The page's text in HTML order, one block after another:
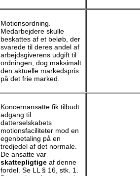
Motionsordning.
Medarbejdere skulle
beskattes af et beløb, der
svarede til deres andel af
arbejdsgiverens udgift til
ordningen, dog maksimalt
den aktuelle markedspris
på det frie marked.
Koncernansatte fik tilbudt
adgang til
datterselskabets
motionsfaciliteter mod en
egenbetaling på en
tredjedel af det normale.
De ansatte var
skattepligtigeaf denne
fordel. Se LL § 16, stk. 1.